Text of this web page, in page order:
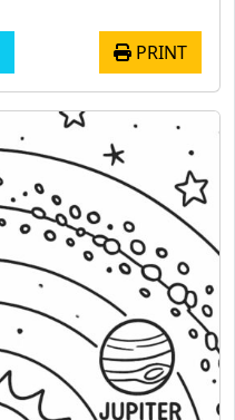
PRINT